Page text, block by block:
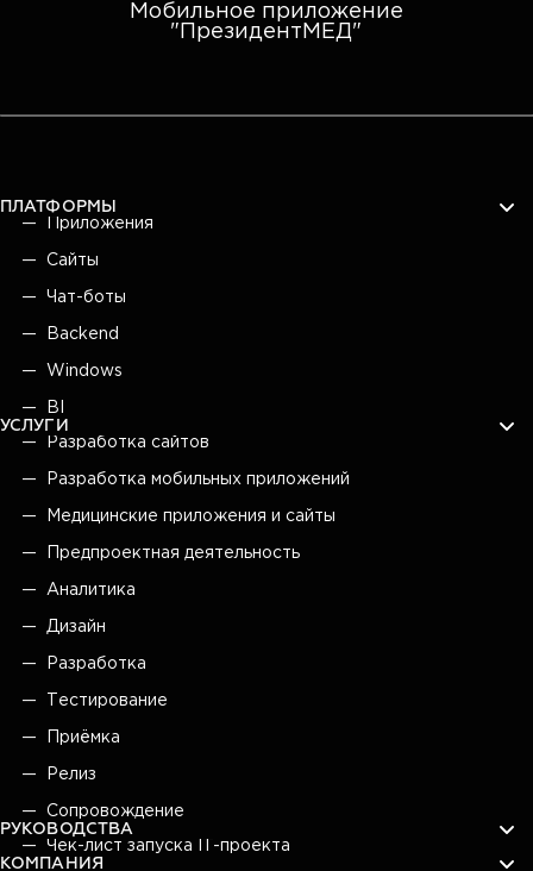
Мобильное приложение
"ПрезидентМЕД"
ПЛАТФОРМЫ
Приложения
Сайты
Чат-боты
Backend
Windows
BI
УСЛУГИ
Разработка сайтов
Разработка мобильных приложений
Медицинские приложения и сайты
Предпроектная деятельность
Аналитика
Дизайн
Разработка
Тестирование
Приёмка
Релиз
Сопровождение
РУКОВОДСТВА
Чек-лист запуска IT-проекта
КОМПАНИЯ